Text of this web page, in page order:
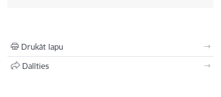
Drukāt lapu
Dalīties